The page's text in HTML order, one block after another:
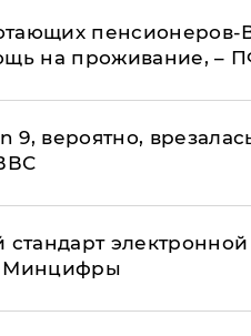
на проживание, –
9, вероятно,
Минцифры